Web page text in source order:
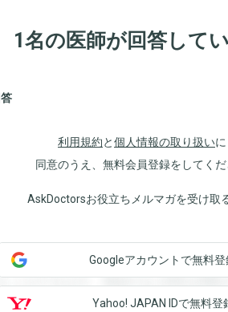
1名の医師が回答して
利用規約と個人情報の取り扱いに
同意のうえ、無料会員登録をしてく
AskDoctorsお役立ちメルマガを受け取
ことができます。登録すると回答を閲覧
す。登録すると回答を閲覧することがで
Googleアカウントで無料登
Yahoo! JAPAN IDで無料登